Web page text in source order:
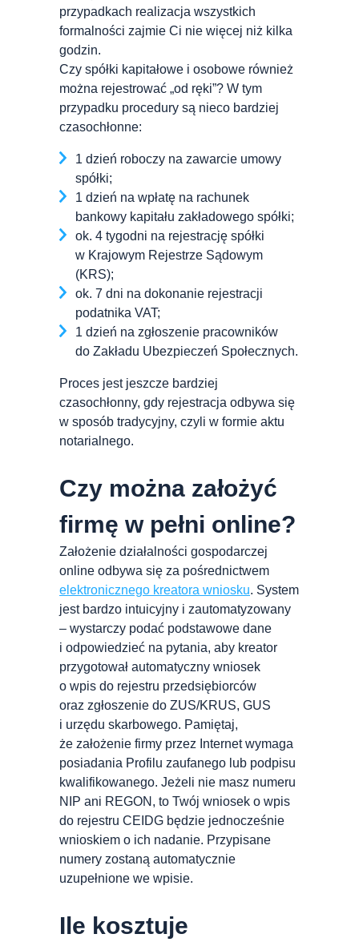
przypadkach realizacja wszystkich
formalności zajmie Ci nie więcej niż kilka
godzin.
Czy spółki kapitałowe i osobowe również
można rejestrować „od ręki”? W tym
przypadku procedury są nieco bardziej
czasochłonne:
1 dzień roboczy na zawarcie umowy
spółki;
1 dzień na wpłatę na rachunek
bankowy kapitału zakładowego spółki;
ok. 4 tygodni na rejestrację spółki
w Krajowym Rejestrze Sądowym
(KRS);
ok. 7 dni na dokonanie rejestracji
podatnika VAT;
1 dzień na zgłoszenie pracowników
do Zakładu Ubezpieczeń Społecznych.
Proces jest jeszcze bardziej
czasochłonny, gdy rejestracja odbywa się
w sposób tradycyjny, czyli w formie aktu
notarialnego.
Czy można założyć
firmę w pełni online?
Założenie działalności gospodarczej
online odbywa się za pośrednictwem
elektronicznego kreatora wniosku. System
jest bardzo intuicyjny i zautomatyzowany
– wystarczy podać podstawowe dane
i odpowiedzieć na pytania, aby kreator
przygotował automatyczny wniosek
o wpis do rejestru przedsiębiorców
oraz zgłoszenie do ZUS/KRUS, GUS
i urzędu skarbowego. Pamiętaj,
że założenie firmy przez Internet wymaga
posiadania Profilu zaufanego lub podpisu
kwalifikowanego. Jeżeli nie masz numeru
NIP ani REGON, to Twój wniosek o wpis
do rejestru CEIDG będzie jednocześnie
wnioskiem o ich nadanie. Przypisane
numery zostaną automatycznie
uzupełnione we wpisie.
Ile kosztuje